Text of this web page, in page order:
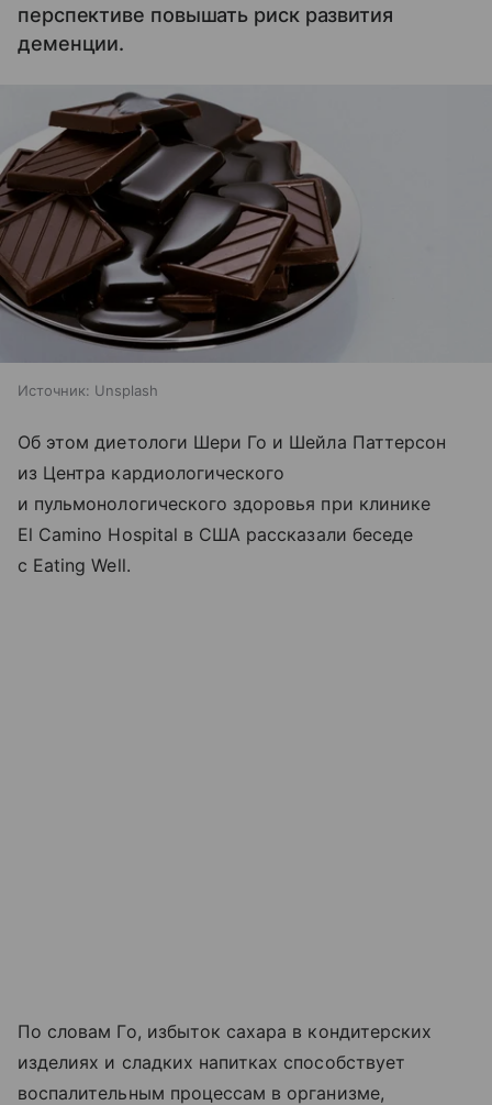
перспективе повышать риск развития
деменции.
Источник: Unsplash
Об этом диетологи Шери Го и Шейла Паттерсон
из Центра кардиологического
и пульмонологического здоровья при клинике
El Camino Hospital в США рассказали беседе
с Eating Well.
По словам Го, избыток сахара в кондитерских
изделиях и сладких напитках способствует
воспалительным процессам в организме,